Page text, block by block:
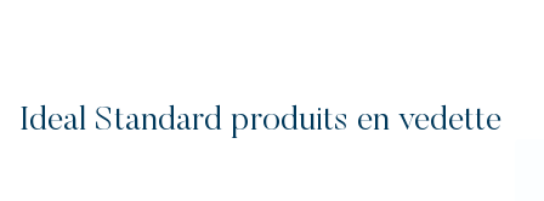
Ideal Standard produits en vedette